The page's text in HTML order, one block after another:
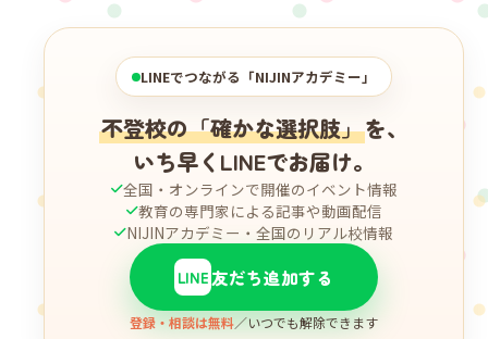
LINEでつながる「NIJINアカデミー」
不登校の「確かな選択肢」を、
いち早くLINEでお届け。
全国・オンラインで開催のイベント情報
教育の専門家による記事や動画配信
NIJINアカデミー・全国のリアル校情報
LINE 友だち追加する
登録・相談は無料／いつでも解除できます